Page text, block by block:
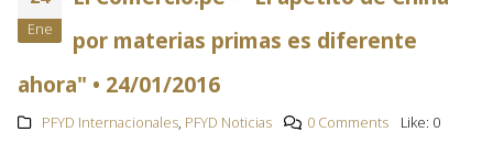
Ene
por materias primas es diferente
ahora" • 24/01/2016
PFYD Internacionales, PFYD Noticias 0 Comments Like: 0